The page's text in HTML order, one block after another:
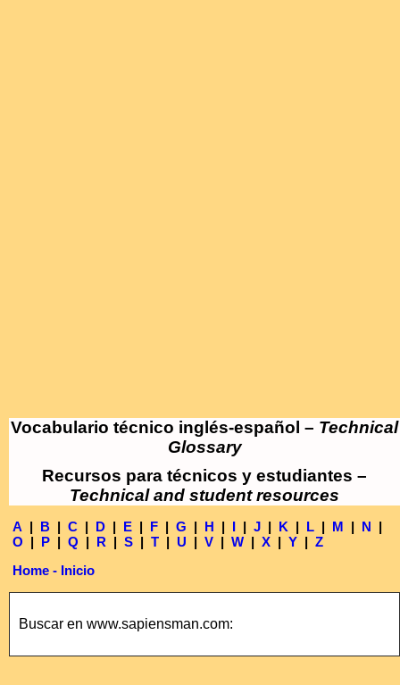
Vocabulario técnico inglés-español – Technical
Glossary
Recursos para técnicos y estudiantes –
Technical and student resources
A | B | C | D | E | F | G | H | I | J | K | L | M | N |
O | P | Q | R | S | T | U | V | W | X | Y | Z
Home - Inicio
Buscar en www.sapiensman.com: